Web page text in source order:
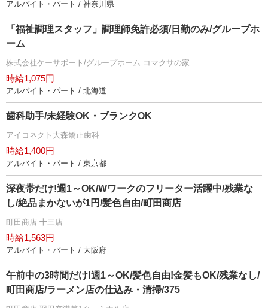
アルバイト・パート / 神奈川県
「福祉調理スタッフ」調理師免許必須/日勤のみ/グループホ
ーム
株式会社ケーサポート/グループホーム コマクサの家
時給1,075円
アルバイト・パート / 北海道
歯科助手/未経験OK・ブランクOK
アイコネクト大森矯正歯科
時給1,400円
アルバイト・パート / 東京都
深夜帯だけ!週1～OK/Wワークのフリーター活躍中/残業な
し/絶品まかないが1円/髪色自由/町田商店
町田商店 十三店
時給1,563円
アルバイト・パート / 大阪府
午前中の3時間だけ!週1～OK/髪色自由!金髪もOK/残業なし/
町田商店/ラーメン店の仕込み・清掃/375